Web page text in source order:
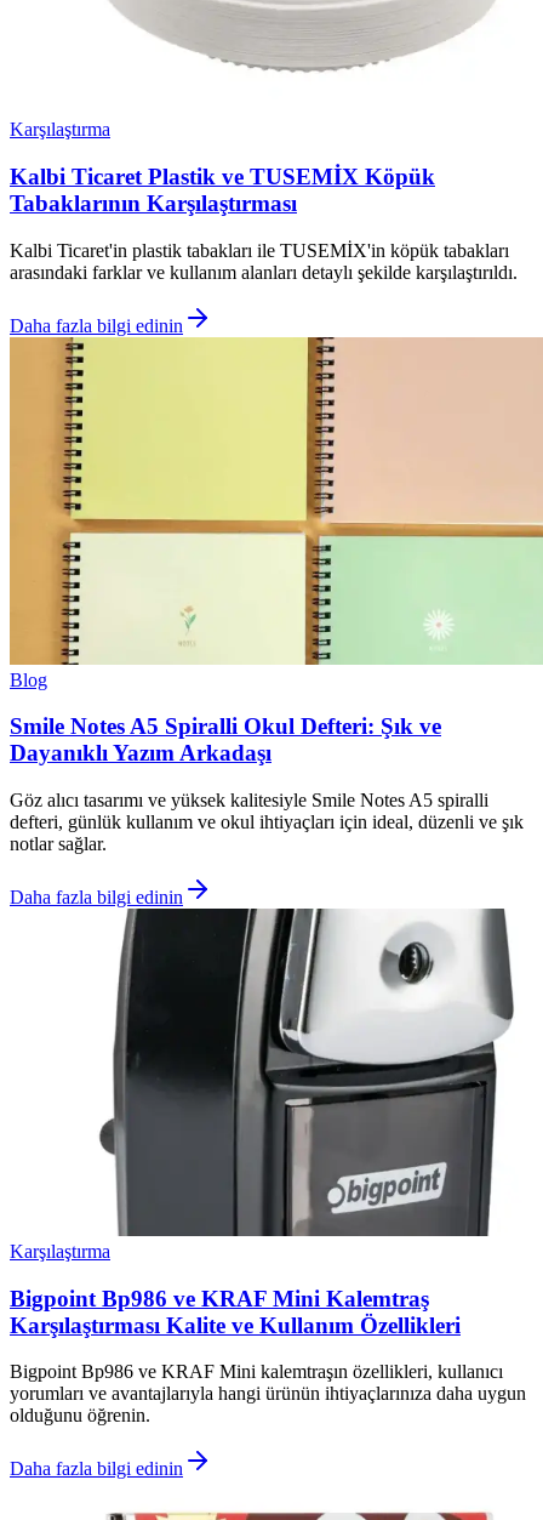
Karşılaştırma
Kalbi Ticaret Plastik ve TUSEMİX Köpük
Tabaklarının Karşılaştırması
Kalbi Ticaret'in plastik tabakları ile TUSEMİX'in köpük tabakları
arasındaki farklar ve kullanım alanları detaylı şekilde karşılaştırıldı.
Daha fazla bilgi edinin
Blog
Smile Notes A5 Spiralli Okul Defteri: Şık ve
Dayanıklı Yazım Arkadaşı
Göz alıcı tasarımı ve yüksek kalitesiyle Smile Notes A5 spiralli
defteri, günlük kullanım ve okul ihtiyaçları için ideal, düzenli ve şık
notlar sağlar.
Daha fazla bilgi edinin
Karşılaştırma
Bigpoint Bp986 ve KRAF Mini Kalemtraş
Karşılaştırması Kalite ve Kullanım Özellikleri
Bigpoint Bp986 ve KRAF Mini kalemtraşın özellikleri, kullanıcı
yorumları ve avantajlarıyla hangi ürünün ihtiyaçlarınıza daha uygun
olduğunu öğrenin.
Daha fazla bilgi edinin